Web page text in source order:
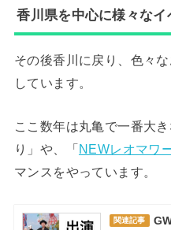
香川県を中心に様々なイ
その後香川に戻り、色々
しています。
ここ数年は丸亀で一番大
り」や、「 NEWレオマワ
マンスをやっています。
関連記事